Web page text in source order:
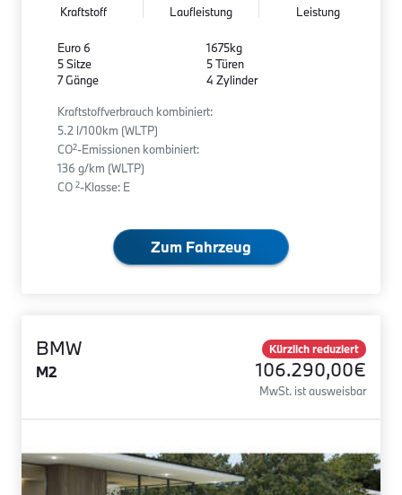
Kraftstoff Laufleistung Leistung
Euro 6
5 Sitze
7 Gänge
1675kg
5 Türen
4 Zylinder
Kraftstoffverbrauch kombiniert:
5.2 l/100km (WLTP)
CO2-Emissionen kombiniert:
136 g/km (WLTP)
CO 2-Klasse: E
Zum Fahrzeug
BMW
M2
Kürzlich reduziert
106.290,00€
MwSt. ist ausweisbar